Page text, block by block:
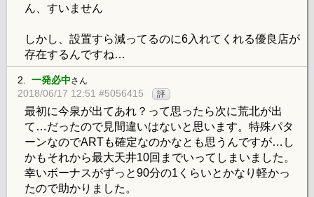
ん、すいません
しかし、設置すら減ってるのに6入れてくれる優良店が
存在するんですね…
2. 一発必中さん
2018/06/17 12:51 #5056415 評
最初に今泉が出てあれ？って思ったら次に荒北が出
て…だったので見間違いはないと思います。特殊パタ
ーンなのでARTも確定なのかなとも思うんですが…し
かもそれから最大天井10回までいってしまいました。
幸いボーナスがずっと90分の1くらいとかなり軽かっ
たので助かりました。